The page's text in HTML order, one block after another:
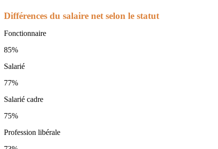
Différences du salaire net selon le statut
Fonctionnaire
85%
Salarié
77%
Salarié cadre
75%
Profession libérale